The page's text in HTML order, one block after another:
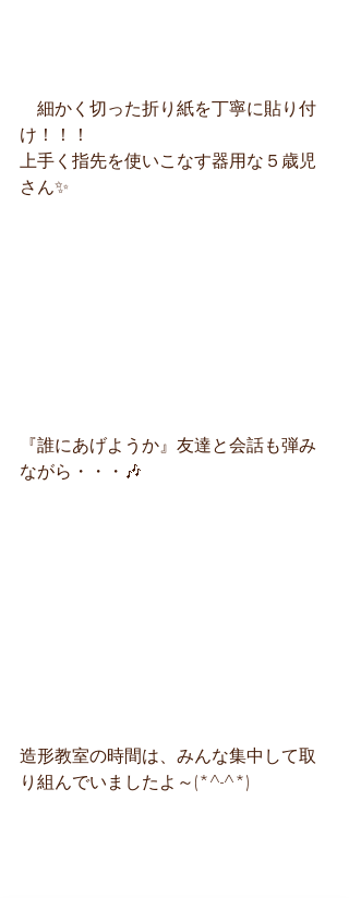
細かく切った折り紙を丁寧に貼り付
け！！！
上手く指先を使いこなす器用な５歳児
さん✨
『誰にあげようか』友達と会話も弾み
ながら・・・🎶
造形教室の時間は、みんな集中して取
り組んでいましたよ～(*^-^*)